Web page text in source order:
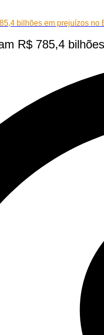
bilhões em prejuízos no
R$ 785,4